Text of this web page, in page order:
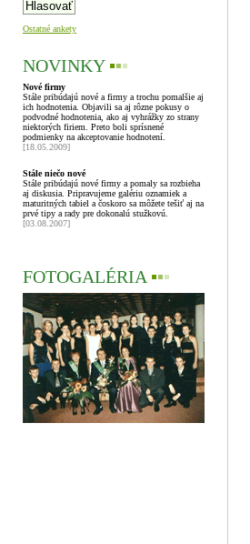
Ostatné ankety
NOVINKY ▪▪▪
Nové firmy
Stále pribúdajú nové a firmy a trochu pomalšie aj
ich hodnotenia. Objavili sa aj rôzne pokusy o
podvodné hodnotenia, ako aj vyhrážky zo strany
niektorých firiem. Preto boli sprísnené
podmienky na akceptovanie hodnotení.
[18.05.2009]
Stále niečo nové
Stále pribúdajú nové firmy a pomaly sa rozbieha
aj diskusia. Pripravujeme galériu oznamiek a
maturitných tabiel a čoskoro sa môžete tešiť aj na
prvé tipy a rady pre dokonalú stužkovú.
[03.08.2007]
FOTOGALÉRIA ▪▪▪